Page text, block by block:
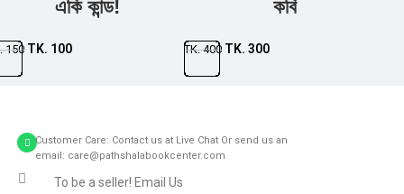
একি কান্ড!
150 TK. 100
কবি
TK.400 TK. 300
Customer Care: Contact us at Live Chat Or send us an
email: care@pathshalabookcenter.com
To be a seller! Email Us